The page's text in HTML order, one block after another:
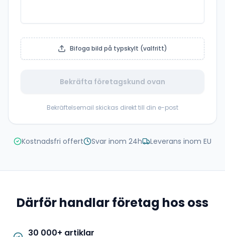
Bifoga bild på typskylt (valfritt)
Bekräfta företagskund ovan
Bekräftelsemail skickas direkt till din e-post
Kostnadsfri offert Svar inom 24h Leverans inom EU
Därför handlar företag hos oss
30 000+ artiklar